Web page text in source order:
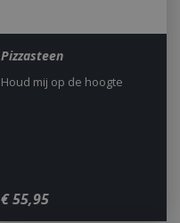
Pizzasteen
€ 55,95
Houd mij op de hoogte